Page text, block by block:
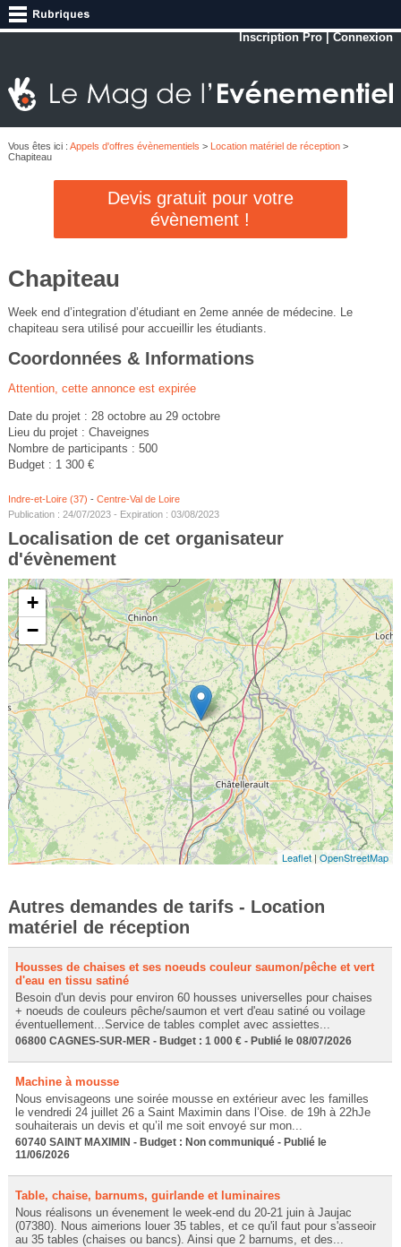
Inscription Pro |Connexion
Vous êtes ici : Appels d'offres évènementiels > Location matériel de réception>
Chapiteau
Devis gratuit pour votre
évènement !
Chapiteau
Week end d’integration d’étudiant en 2eme année de médecine. Le
chapiteau sera utilisé pour accueillir les étudiants.
Coordonnées & Informations
Attention, cette annonce est expirée
Date du projet : 28 octobre au 29 octobre
Lieu du projet : Chaveignes
Nombre de participants : 500
Budget : 1 300 €
Indre-et-Loire (37) - Centre-Val de Loire
Publication : 24/07/2023 - Expiration : 03/08/2023
Localisation de cet organisateur
d'évènement
+
−
Leaflet |OpenStreetMap
Autres demandes de tarifs - Location
matériel de réception
Housses de chaises et ses noeuds couleur saumon/pêche et vert
d'eau en tissu satiné
Besoin d'un devis pour environ 60 housses universelles pour chaises
+ noeuds de couleurs pêche/saumon et vert d'eau satiné ou voilage
éventuellement...Service de tables complet avec assiettes...
06800 CAGNES-SUR-MER - Budget : 1 000 € - Publié le 08/07/2026
Machine à mousse
Nous envisageons une soirée mousse en extérieur avec les familles
le vendredi 24 juillet 26 a Saint Maximin dans l’Oise. de 19h à 22hJe
souhaiterais un devis et qu’il me soit envoyé sur mon...
60740 SAINT MAXIMIN - Budget : Non communiqué - Publié le
11/06/2026
Table, chaise, barnums, guirlande et luminaires
Nous réalisons un évenement le week-end du 20-21 juin à Jaujac
(07380). Nous aimerions louer 35 tables, et ce qu'il faut pour s'asseoir
au 35 tables (chaises ou bancs). Ainsi que 2 barnums, et des...